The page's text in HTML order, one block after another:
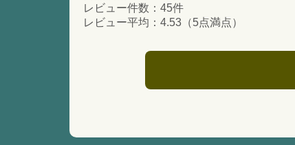
レビュー件数：45件
レビュー平均：4.53（5点満点）